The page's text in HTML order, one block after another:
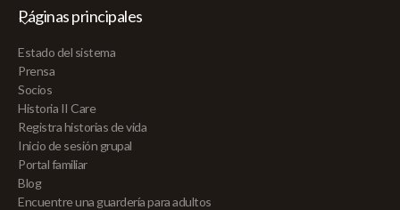
Páginas principales
Estado del sistema
Prensa
Socios
Historia II Care
Registra historias de vida
Inicio de sesión grupal
Portal familiar
Blog
Encuentre una guardería para adultos